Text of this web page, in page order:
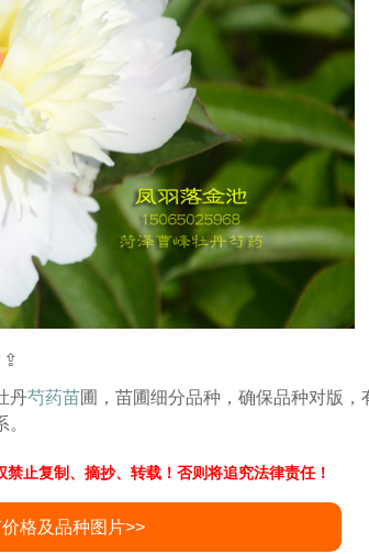
丹芍药苗圃，苗圃细分品种，确保品种对版，
止复制、摘抄、转载！否则将追究法律责任！
格及品种图片>>